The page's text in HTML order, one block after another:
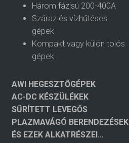
Három fázisú 200-400A
Száraz és vízhűtéses
gépek
Kompakt vagy külön tolós
gépek
AWI HEGESZTŐGÉPEK
AC-DC KÉSZÜLÉKEK
SŰRÍTETT LEVEGŐS
PLAZMAVÁGÓ BERENDEZÉSEK
ÉS EZEK ALKATRÉSZEI…